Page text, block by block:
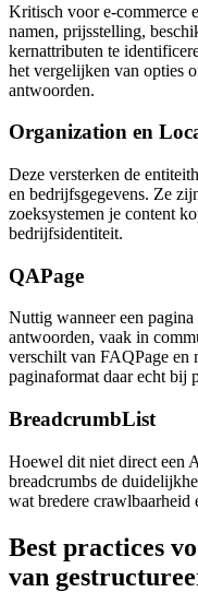
Kritisch voor e‑commerce
namen, prijsstelling,
kernattributen te
het vergelijken van opties
antwoorden.
Organization en
Deze versterken de
en bedrijfsgegevens. Ze
zoeksystemen je content
bedrijfsidentiteit.
QAPage
Nuttig wanneer een
antwoorden, vaak in
verschilt van FAQPage en
paginaformat daar echt bij
BreadcrumbList
Hoewel dit niet direct een
breadcrumbs de
wat bredere crawlbaarheid
Best practices
van